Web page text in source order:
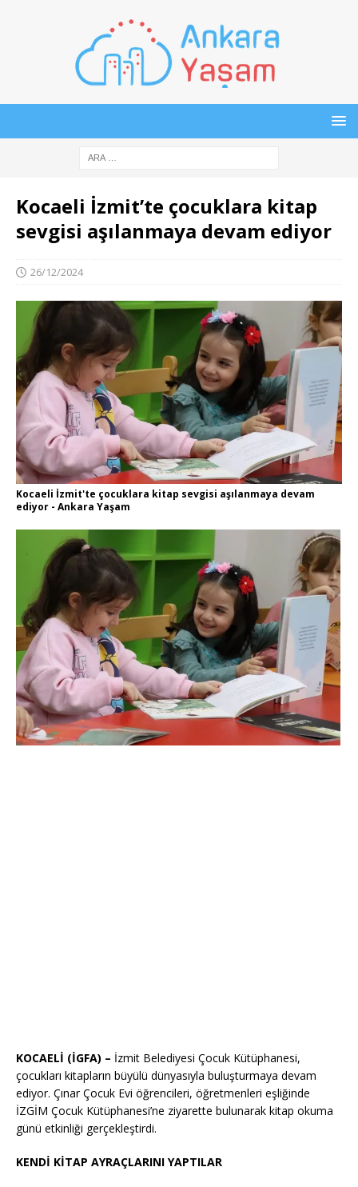
Kocaeli İzmit’te çocuklara kitap
sevgisi aşılanmaya devam ediyor
26/12/2024
Kocaeli İzmit'te çocuklara kitap sevgisi aşılanmaya devam
ediyor - Ankara Yaşam
KOCAELİ (İGFA) – İzmit Belediyesi Çocuk Kütüphanesi,
çocukları kitapların büyülü dünyasıyla buluşturmaya devam
ediyor. Çınar Çocuk Evi öğrencileri, öğretmenleri eşliğinde
İZGİM Çocuk Kütüphanesi’ne ziyarette bulunarak kitap okuma
günü etkinliği gerçekleştirdi.
KENDİ KİTAP AYRAÇLARINI YAPTILAR